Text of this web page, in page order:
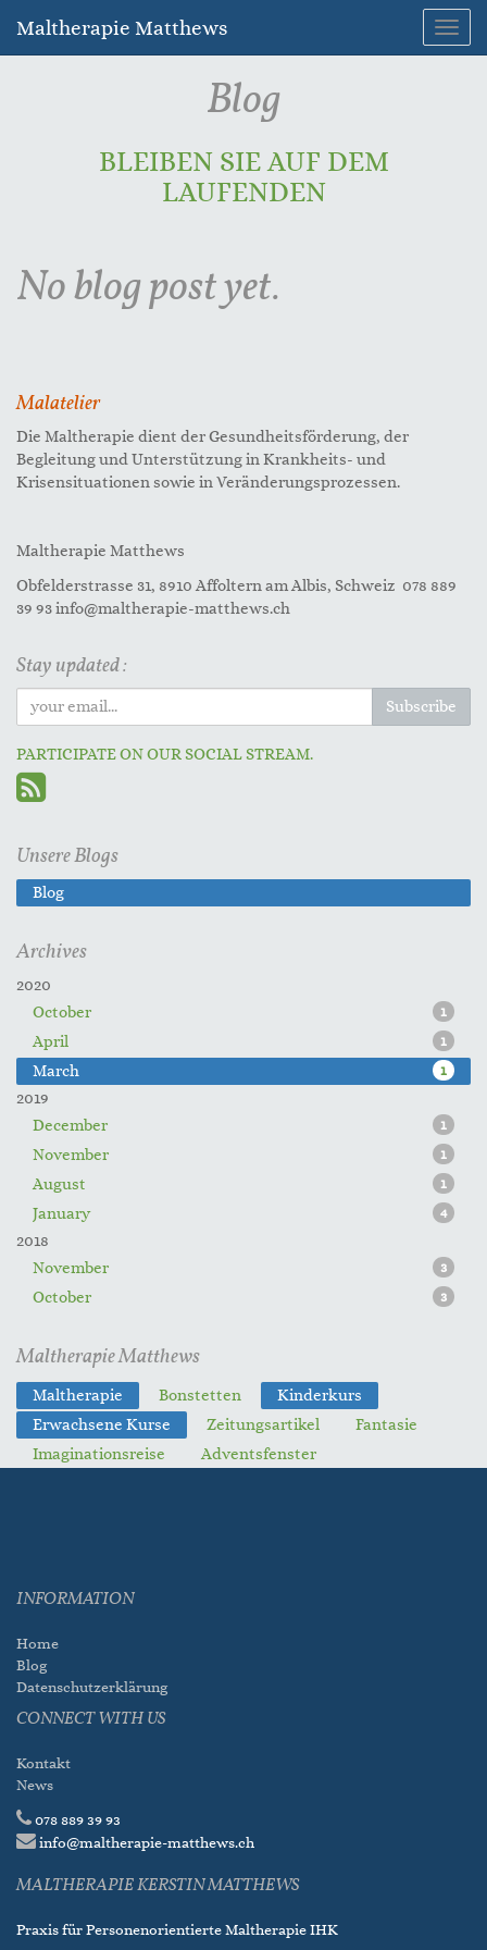
Maltherapie Matthews
Blog
BLEIBEN SIE AUF DEM
LAUFENDEN
No blog post yet.
Malatelier
Die Maltherapie dient der Gesundheitsförderung, der
Begleitung und Unterstützung in Krankheits- und
Krisensituationen sowie in Veränderungsprozessen.
Maltherapie Matthews
Obfelderstrasse 31, 8910 Affoltern am Albis, Schweiz 078 889
39 93 info@maltherapie-matthews.ch
Stay updated :
Subscribe
PARTICIPATE ON OUR SOCIAL STREAM.
Unsere Blogs
Blog
Archives
2020
October
1
April 1
March 1
2019
December
1
November 1
August 1
January 4
2018
November
3
October 3
Maltherapie Matthews
Maltherapie Bonstetten
Kinderkurs
Erwachsene Kurse
Zeitungsartikel
Fantasie
Imaginationsreise
Adventsfenster
INFORMATION
Home
Blog
Datenschutzerklärung
CONNECT WITH US
Kontakt
News
078 889 39 93
info@maltherapie-matthews.ch
MALTHERAPIE KERSTIN MATTHEWS
Praxis für Personenorientierte Maltherapie IHK